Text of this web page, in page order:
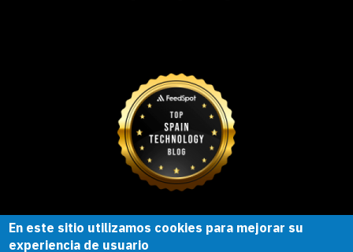
Esta obra está bajo una
En este sitio utilizamos cookies para mejorar su
experiencia de usuario